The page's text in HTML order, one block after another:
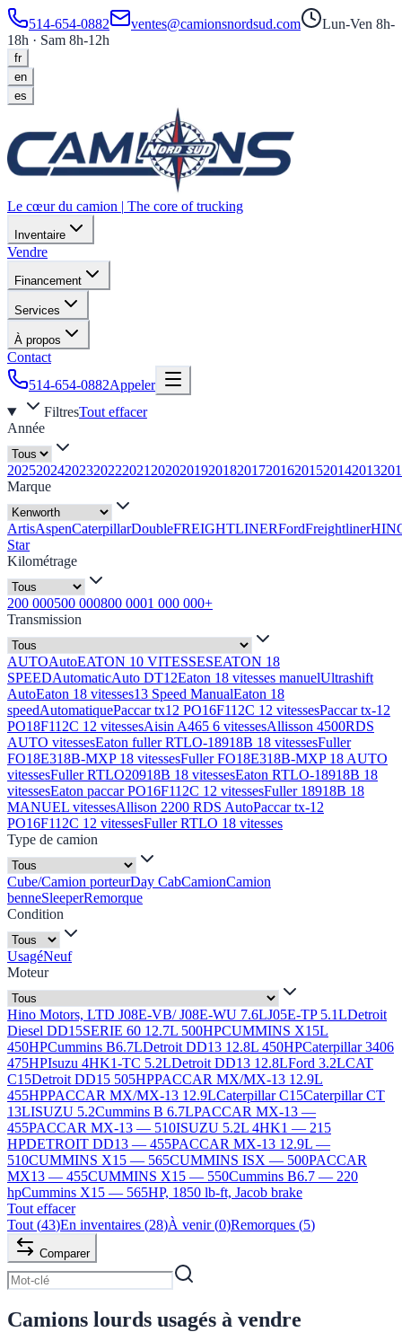
514-654-0882 ventes@camionsnordsud.com
Lun-Ven 8h-
18h · Sam 8h-12h
fr
en
es
Le cœur du camion | The core of trucking
Inventaire
Vendre
Financement
Services
À propos
Contact
514-654-0882Appeler
FiltresTout effacer
Année
20252024202320222021 20202019201820172016201520142013
Marque
ArtisAspenCaterpillarDoubleFREIGHTLINERFordFreightliner
Star
Kilométrage
200 000500 000800 0001 000 000+
Transmission
AUTOAutoEATON 10 VITESSESEATON 18
SPEEDAutomaticAuto DT12Eaton 18 vitesses manuelUltrashift
AutoEaton 18 vitesses13 Speed ManualEaton 18
speedAutomatiquePaccar tx12 PO16F112C 12 vitessesPaccar tx-12
PO18F112C 12 vitessesAisin A465 6 vitessesAllisson 4500RDS
AUTO vitessesEaton fuller RTLO-18918B 18 vitessesFuller
FO18E318B-MXP 18 vitessesFuller FO18E318B-MXP 18 AUTO
vitessesFuller RTLO20918B 18 vitessesEaton RTLO-18918B 18
vitessesEaton paccar PO16F112C 12 vitessesFuller 18918B 18
MANUEL vitessesAllison 2200 RDS AutoPaccar tx-12
PO16F112C 12 vitessesFuller RTLO 18 vitesses
Type de camion
Cube/Camion porteurDay CabCamionCamion
benneSleeperRemorque
Condition
UsagéNeuf
Moteur
Hino Motors, LTD J08E-VB/ J08E-WU 7.6LJ05E-TP 5.1LDetroit
Diesel DD15SERIE 60 12.7L 500HPCUMMINS X15L
450HPCummins B6.7LDetroit DD13 12.8L 450HPCaterpillar 3406
475HPIsuzu 4HK1-TC 5.2LDetroit DD13 12.8LFord 3.2LCAT
C15Detroit DD15 505HPPACCAR MX/MX-13 12.9L
455HPPACCAR MX/MX-13 12.9LCaterpillar C15Caterpillar CT
13LISUZU 5.2Cummins B 6.7LPACCAR MX-13 —
455PACCAR MX-13 — 510ISUZU 5.2L 4HK1 — 215
HPDETROIT DD13 — 455PACCAR MX-13 12.9L —
510CUMMINS X15 — 565CUMMINS ISX — 500PACCAR
MX13 — 455CUMMINS X15 — 550Cummins B6.7 — 220
hpCummins X15 — 565HP, 1850 lb-ft, Jacob brake
Tout effacer
Tout (43)En inventaires (28)À venir (0)Remorques (5)
Comparer
Camions lourds usagés à vendre